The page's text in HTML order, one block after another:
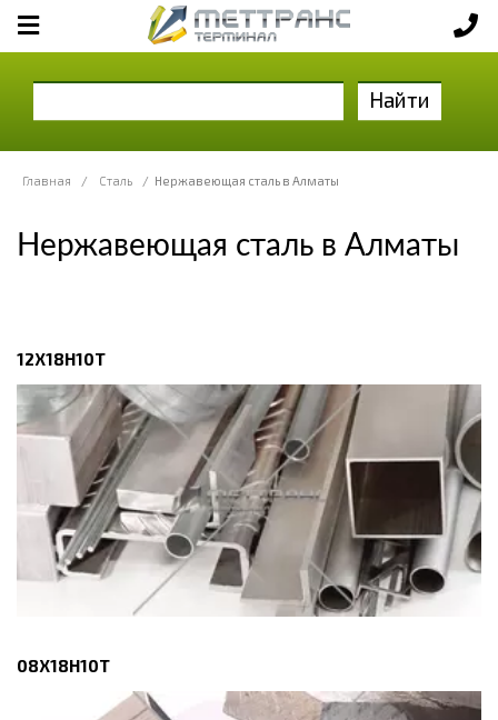
Найти
Главная / Сталь / Нержавеющая сталь в Алматы
Нержавеющая сталь в Алматы
12Х18Н10Т
08Х18Н10Т